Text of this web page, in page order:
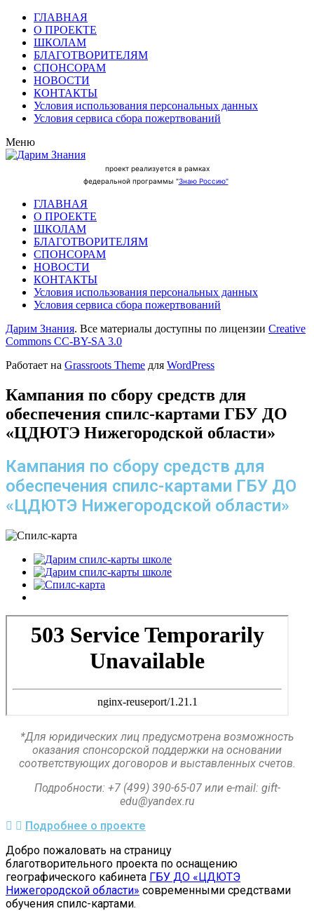
ГЛАВНАЯ
О ПРОЕКТЕ
ШКОЛАМ
БЛАГОТВОРИТЕЛЯМ
СПОНСОРАМ
НОВОСТИ
КОНТАКТЫ
Условия использования персональных данных
Условия сервиса сбора пожертвований
Меню
проект реализуется в рамках
федеральной программы "Знаю Россию"
ГЛАВНАЯ
О ПРОЕКТЕ
ШКОЛАМ
БЛАГОТВОРИТЕЛЯМ
СПОНСОРАМ
НОВОСТИ
КОНТАКТЫ
Условия использования персональных данных
Условия сервиса сбора пожертвований
Дарим Знания. Все материалы доступны по лицензии Creative
Commons СС-BY-SA 3.0
Работает на Grassroots Theme для WordPress
Кампания по сбору средств для
обеспечения спилс-картами ГБУ ДО
«ЦДЮТЭ Нижегородской области»
Кампания по сбору средств для
обеспечения спилс-картами ГБУ ДО
«ЦДЮТЭ Нижегородской области»
*Для юридических лиц предусмотрена возможность
оказания спонсорской поддержки на основании
соответствующих договоров и выставленных счетов.
Подробности: +7 (499) 390-65-07 или e-mail: gift-
edu@yandex.ru
Подробнее о проекте
Добро пожаловать на страницу
благотворительного проекта по оснащению
географического кабинета ГБУ ДО «ЦДЮТЭ
Нижегородской области» современными средствами
обучения спилс-картами.